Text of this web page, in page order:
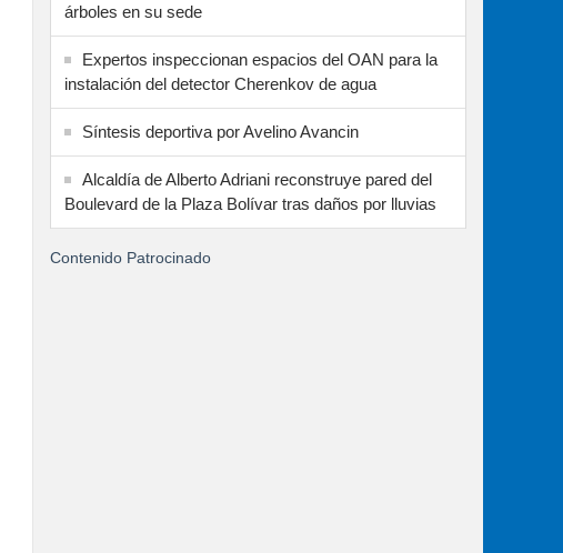
árboles en su sede
Expertos inspeccionan espacios del OAN para la
instalación del detector Cherenkov de agua
Síntesis deportiva por Avelino Avancin
Alcaldía de Alberto Adriani reconstruye pared del
Boulevard de la Plaza Bolívar tras daños por lluvias
Contenido Patrocinado